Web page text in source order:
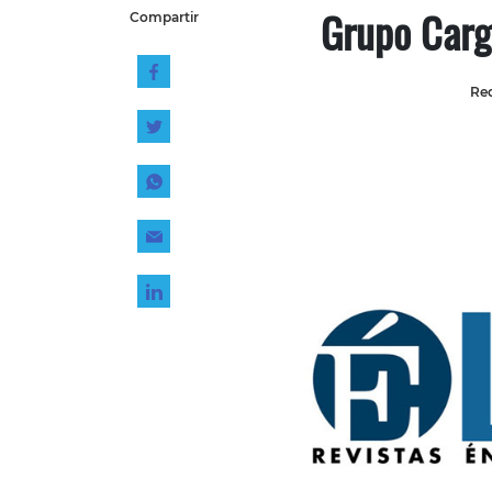
Almacenes e
Logística y
Compartir Grupo